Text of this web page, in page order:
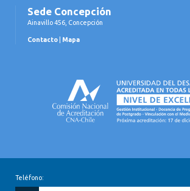
Sede Concepción
Ainavillo 456, Concepción
Contacto Mapa
Teléfono: